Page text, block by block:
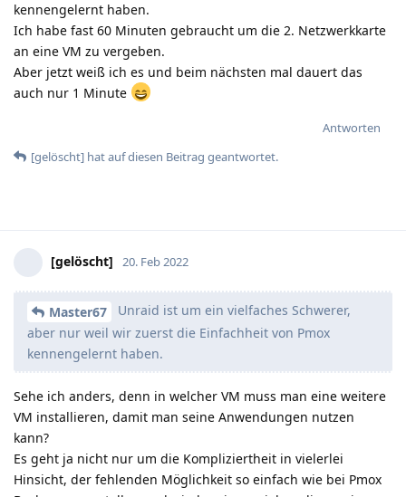
kennengelernt haben.
Ich habe fast 60 Minuten gebraucht um die 2. Netzwerkkarte
an eine VM zu vergeben.
Aber jetzt weiß ich es und beim nächsten mal dauert das
auch nur 1 Minute
Antworten
[gelöscht] hatauf diesen Beitrag geantwortet.
[gelöscht] 20. Feb 2022
Master67
Unraid ist um ein vielfaches Schwerer,
aber nur weil wir zuerst die Einfachheit von Pmox
kennengelernt haben.
Sehe ich anders, denn in welcher VM muss man eine weitere
VM installieren, damit man seine Anwendungen nutzen
kann?
Es geht ja nicht nur um die Kompliziertheit in vielerlei
Hinsicht, der fehlenden Möglichkeit so einfach wie bei Pmox